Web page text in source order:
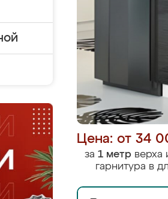
Цена: от 34
за 1 метр верха
гарнитура в